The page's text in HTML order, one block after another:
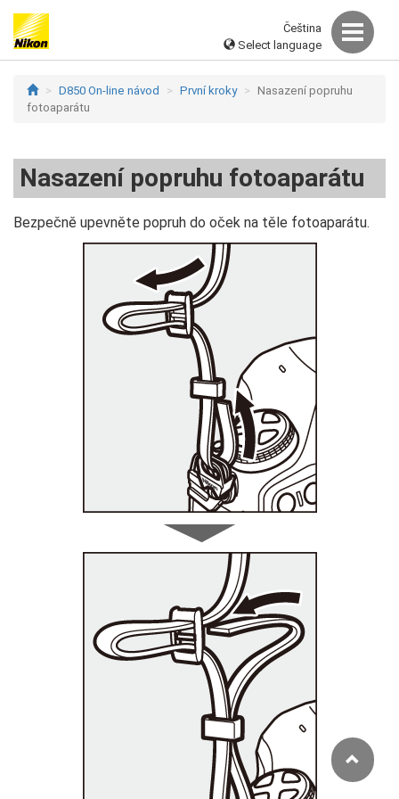
Čeština
Select language
D850 On-line návod První kroky
Nasazení popruhu
fotoaparátu
Nasazení popruhu fotoaparátu
Bezpečně upevněte popruh do oček na těle fotoaparátu.